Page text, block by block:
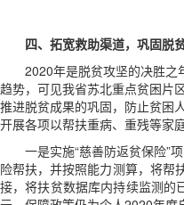
四、拓宽救助渠道，巩固脱
2020年是脱贫攻坚的决胜之
趋势，可见我省苏北重点贫困片
推进脱贫成果的巩固，防止贫困
开展各项以帮扶重病、重残等家
一是实施“慈善防返贫保险”
险帮扶，并按照能力测算，将帮
接，将扶贫数据库内持续监测的